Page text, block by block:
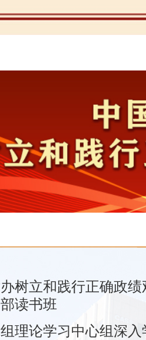
树立和践行正确政绩
读书班
理论学习中心组深入